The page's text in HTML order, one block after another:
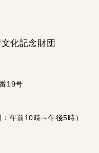
化記念財団
19号
午前10時～午後5時）